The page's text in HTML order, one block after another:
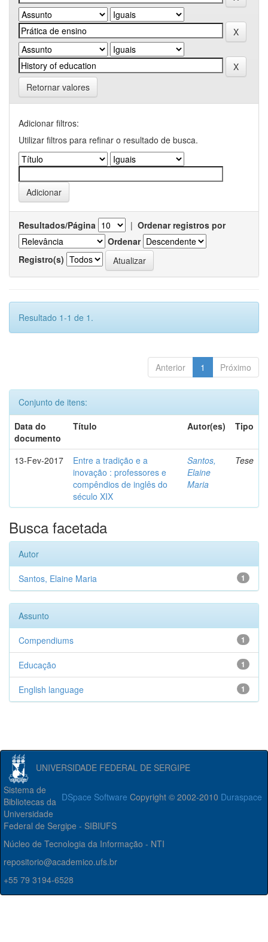
Retornar valores
Adicionar filtros:
Utilizar filtros para refinar o resultado de busca.
Resultados/Página | Ordenar registros por
Ordenar
Registro(s)
Resultado 1-1 de 1.
Anterior 1 Próximo
Conjunto de itens:
Data do
documento
Título Autor(es) Tipo
13-Fev-2017
Entre a tradição e a
inovação : professores e
compêndios de inglês do
século XIX
Santos,
Elaine
Maria
Tese
Busca facetada
Autor
1
Santos, Elaine Maria
Assunto
1
Compendiums
1
Educação
1
English language
UNIVERSIDADE FEDERAL DE SERGIPE
DSpace Software Copyright © 2002-2010 Duraspace
Sistema de
Bibliotecas da
Universidade
Federal de Sergipe - SIBIUFS
Núcleo de Tecnologia da Informação - NTI
repositorio@academico.ufs.br
+55 79 3194-6528